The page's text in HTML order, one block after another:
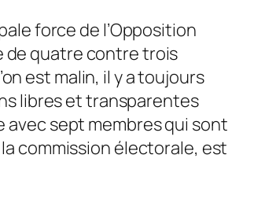
force de l’Opposition
de quatre contre trois
est malin, il y a toujours
libres et transparentes
avec sept membres qui sont
commission électorale, est